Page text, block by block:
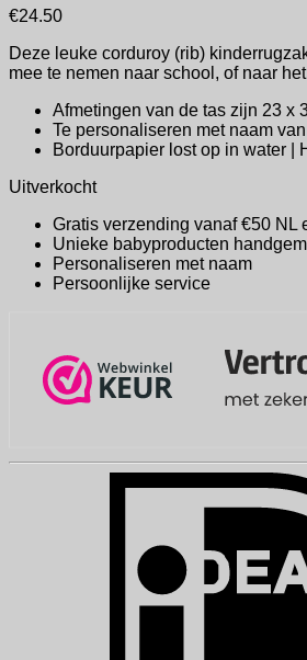
€24.50
Deze leuke corduroy (rib)
mee te nemen naar school, of naar
Afmetingen van de tas zijn 23 x
Te personaliseren met naam
Borduurpapier lost op in water |
Uitverkocht
Gratis verzending vanaf €50 NL
Unieke babyproducten
Personaliseren met naam
Persoonlijke service